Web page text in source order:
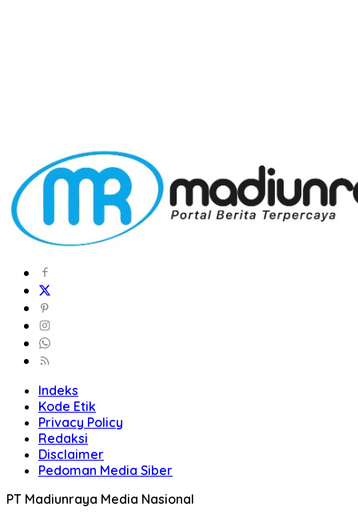
Indeks
Kode Etik
Privacy Policy
Redaksi
Disclaimer
Pedoman Media Siber
PT Madiunraya Media Nasional